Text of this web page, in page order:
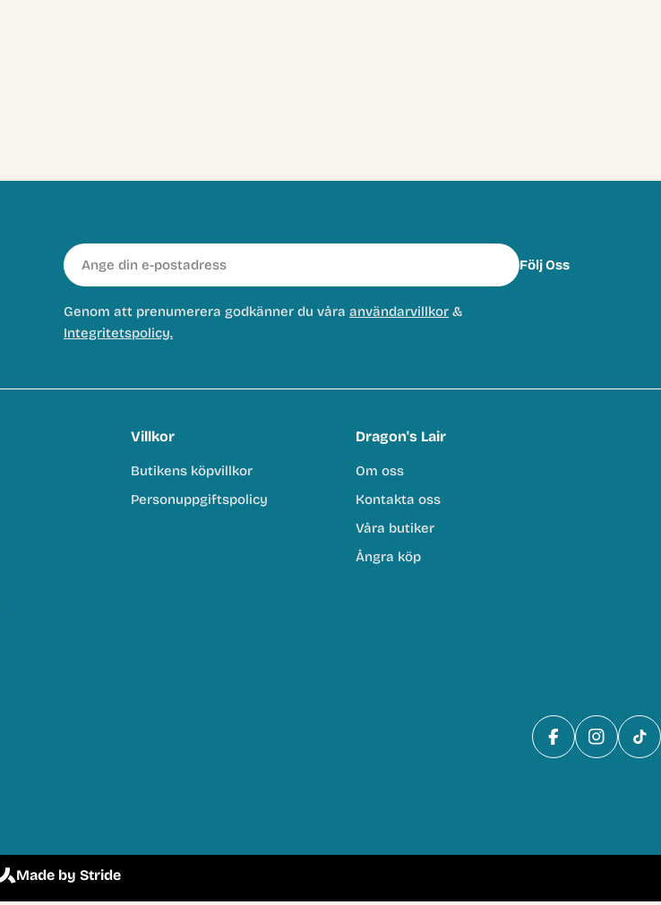
E-
post
Följ Oss
Genom att prenumerera godkänner du våra användarvillkor &
Integritetspolicy.
Villkor
Butikens köpvillkor
Personuppgiftspolicy
Dragon's Lair
Om oss
Kontakta oss
Våra butiker
Ångra köp
Facebook
Made by Stride